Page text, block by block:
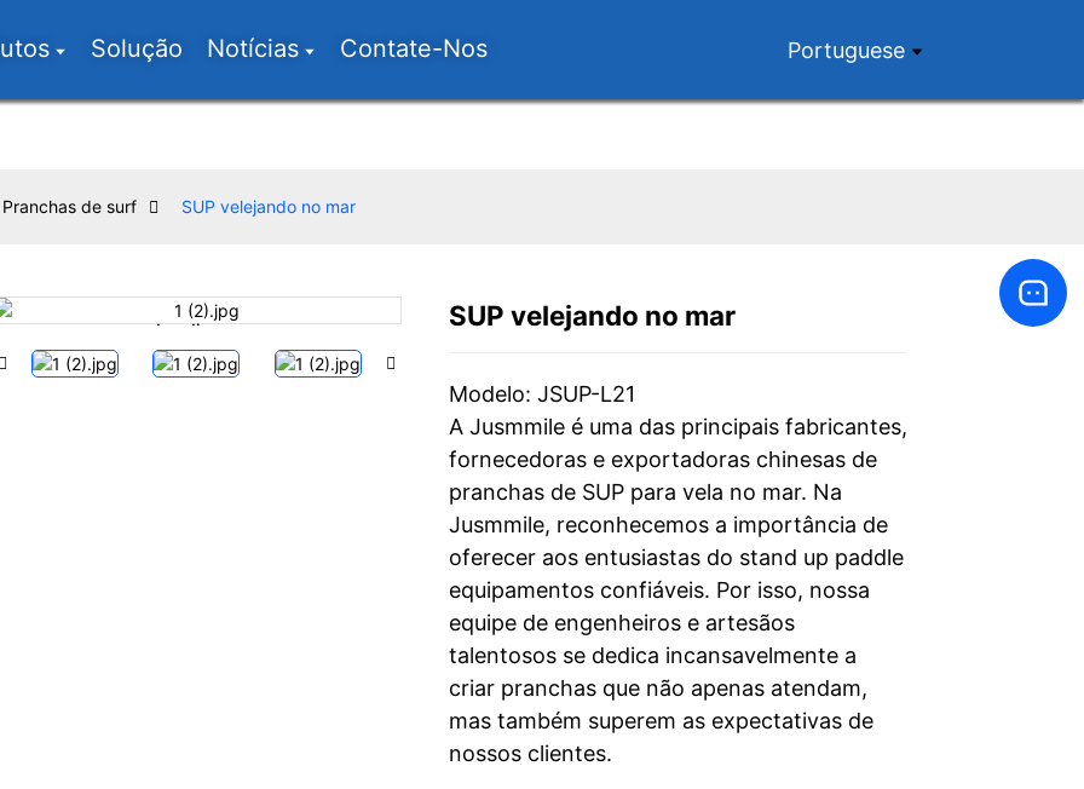
Solução Notícias Contate-Nos Portuguese
Pranchas de surf SUP velejando no mar
Loading...
Loading... Loading...
Loading...
SUP velejando no mar
Modelo: JSUP-L21
A Jusmmile é uma das principais fabricantes,
fornecedoras e exportadoras chinesas de
pranchas de SUP para vela no mar. Na
Jusmmile, reconhecemos a importância de
oferecer aos entusiastas do stand up paddle
equipamentos confiáveis. Por isso, nossa
equipe de engenheiros e artesãos
talentosos se dedica incansavelmente a
criar pranchas que não apenas atendam,
mas também superem as expectativas de
nossos clientes.